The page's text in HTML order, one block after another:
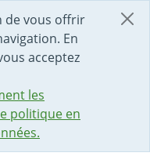
de vous offrir
En
acceptez
les
politique en